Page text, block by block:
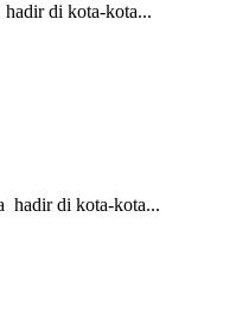
hadir di kota-kota...
hadir di kota-kota...